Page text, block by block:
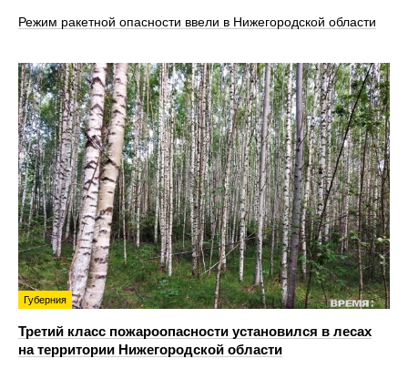
Режим ракетной опасности ввели в Нижегородской области
Губерния
Третий класс пожароопасности установился в лесах
на территории Нижегородской области